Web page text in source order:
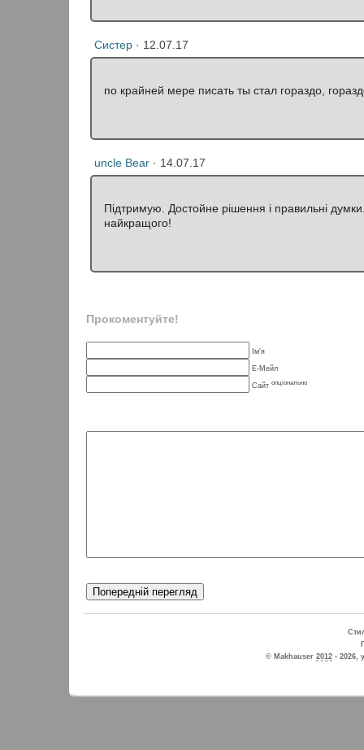
Систер · 12.07.17
по крайней мере писать ты стал гораздо,
uncle Bear · 14.07.17
Підтримую. Достойне рішення і правильні
найкращого!
Прокоментуйте!
Ім'я
Е-Мейл
Сайт опціонально
© Makhauser 2012- 2026,